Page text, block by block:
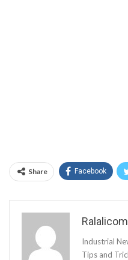
Share Facebook
Ralalicom
Industrial
Tips and